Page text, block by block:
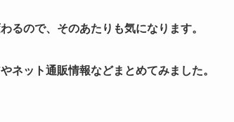
るので、そのあたりも気になります。
ネット通販情報などまとめてみました。